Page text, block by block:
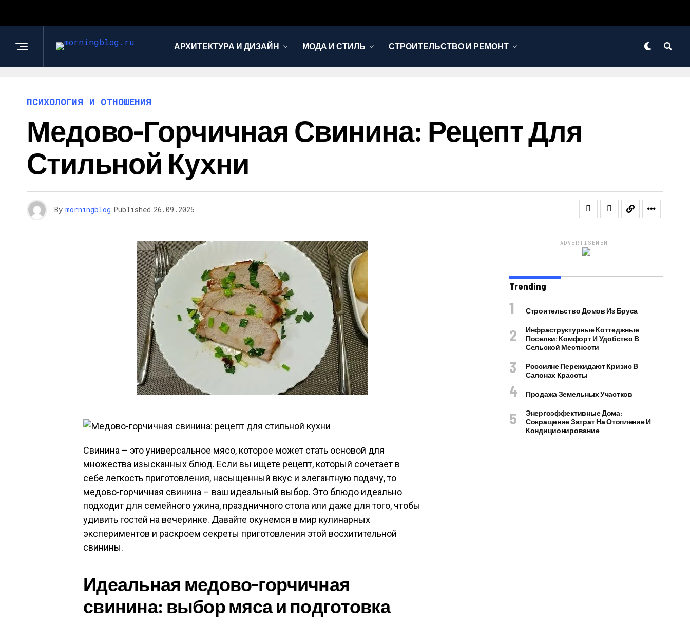
АРХИТЕКТУРА И ДИЗАЙН МОДА И СТИЛЬ СТРОИТЕЛЬСТВО И РЕМОНТ
ПСИХОЛОГИЯ И ОТНОШЕНИЯ
Медово-Горчичная Свинина: Рецепт Для
Стильной Кухни
By morningblog Published 26.09.2025
Свинина – это универсальное мясо, которое может стать основой для
множества изысканных блюд. Если вы ищете рецепт, который сочетает в
себе легкость приготовления, насыщенный вкус и элегантную подачу, то
медово-горчичная свинина – ваш идеальный выбор. Это блюдо идеально
подходит для семейного ужина, праздничного стола или даже для того, чтобы
удивить гостей на вечеринке. Давайте окунемся в мир кулинарных
экспериментов и раскроем секреты приготовления этой восхитительной
свинины.
Идеальная медово-горчичная
свинина: выбор мяса и подготовка
ADVERTISEMENT
Trending
Строительство Домов Из Бруса
Инфраструктурные Коттеджные
Поселки: Комфорт И Удобство В
Сельской Местности
Россияне Пережидают Кризис В
Салонах Красоты
Продажа Земельных Участков
Энергоэффективные Дома:
Сокращение Затрат На Отопление И
Кондиционирование